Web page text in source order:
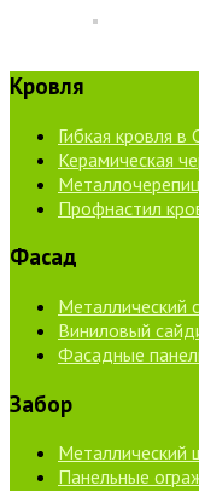
Кровля
Гибкая кровля
Керамическая
Профнастил
Фасад
Металлический
Виниловый
Фасадные
Забор
Металлический
Панельные